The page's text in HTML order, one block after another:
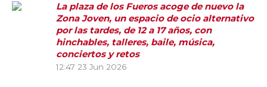
La plaza de los Fueros acoge de nuevo la
Zona Joven, un espacio de ocio alternativo
por las tardes, de 12 a 17 años, con
hinchables, talleres, baile, música,
conciertos y retos
12:47 23 Jun 2026